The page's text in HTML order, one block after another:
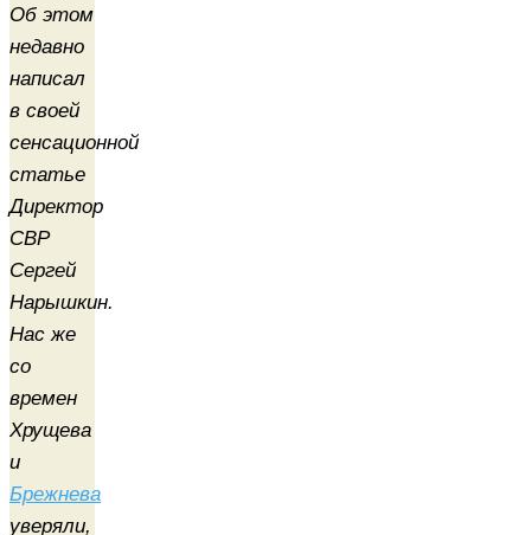
Об этом
недавно
написал
в своей
сенсационной
статье
Директор
СВР
Сергей
Нарышкин.
Нас же
со
времен
Хрущева
и
Брежнева
уверяли,